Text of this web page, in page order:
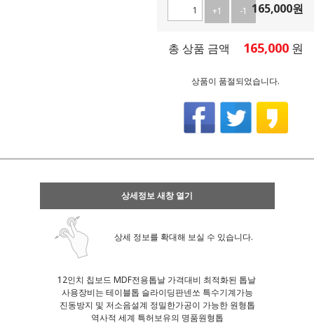
+1 -1 165,000원
총 상품 금액 165,000 원
상품이 품절되었습니다.
상세정보 새창 열기
상세 정보를 확대해 보실 수 있습니다.
12인치 칩보드 MDF전용톱날 가격대비 최적화된 톱날
사용장비는 테이블톱 슬라이딩판넨쏘 특수기계가능
진동방지 및 저소음설계 정밀한가공이 가능한 원형톱
역사적 세계 특허보유의 명품원형톱